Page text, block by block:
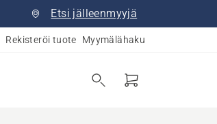
Etsi jälleenmyyjä
Rekisteröi tuote Myymälähaku